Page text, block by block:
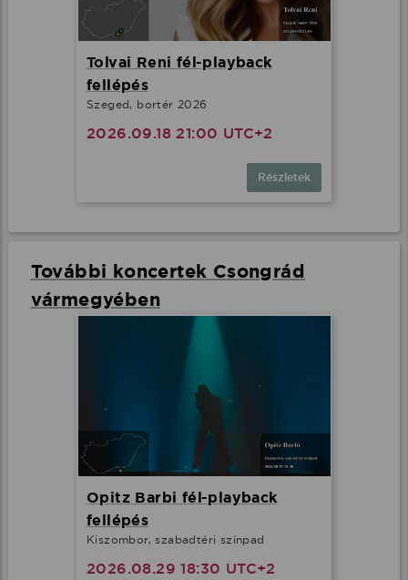
Tolvai Reni fél-playback
fellépés
Szeged, bortér 2026
2026.09.18 21:00 UTC+2
Részletek
További koncertek Csongrád
vármegyében
Opitz Barbi fél-playback
fellépés
Kiszombor, szabadtéri színpad
2026.08.29 18:30 UTC+2